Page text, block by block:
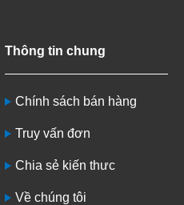
Thông tin chung
Chính sách bán hàng
Truy vấn đơn
Chia sẻ kiến thưc
Về chúng tôi